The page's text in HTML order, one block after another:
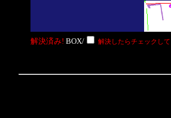
解決済み! BOX/ 解決したらチェックし